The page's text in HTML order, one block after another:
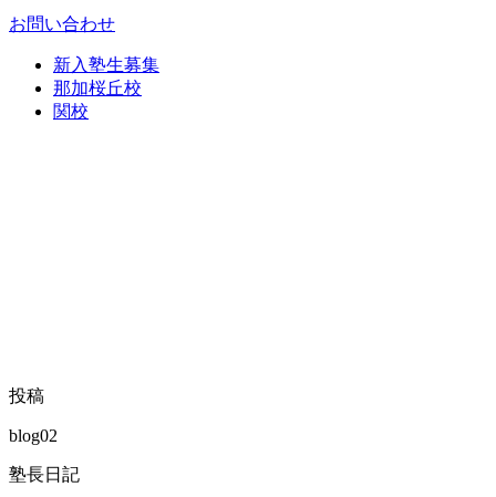
お問い合わせ
新入塾生募集
那加桜丘校
関校
投稿
blog02
塾長日記